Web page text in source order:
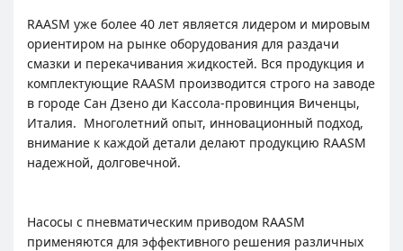
RAASM уже более 40 лет является лидером и мировым
ориентиром на рынке оборудования для раздачи
смазки и перекачивания жидкостей. Вся продукция и
комплектующие RAASM производится строго на заводе
в городе Сан Дзено ди Кассола-провинция Виченцы,
Италия. Многолетний опыт, инновационный подход,
внимание к каждой детали делают продукцию RAASM
надежной, долговечной.
Насосы с пневматическим приводом RAASM
применяются для эффективного решения различных